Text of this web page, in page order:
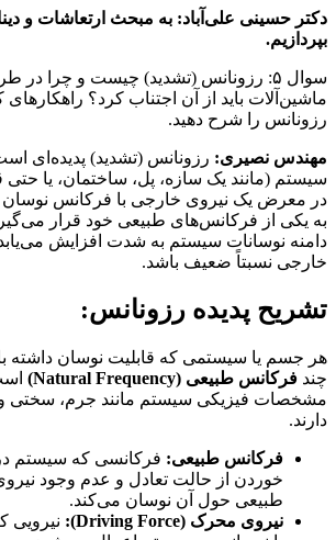
دکتر حسینی علی‌آباد: به مبحث ارتعاشات و
بپردازیم.
سوال ۵: رزونانس (تشدید) چیست و چرا در
ماشین‌آلات باید از آن اجتناب کرد؟
رزونانس را شرح دهید.
مهندس نصیری: رزونانس (تشدید) پدیده‌ای
سیستم (مانند یک سازه، پل، ساختمان، یا
در معرض یک نیروی خارجی با فرکانس نوسان
به یکی از فرکانس‌های طبیعی خود قرار
دامنه نوسانات سیستم به شدت افزایش
خارجی نسبتاً ضعیف باشد.
تشریح پدیده رزونانس:
هر جسم یا سیستمی که قابلیت نوسان داشته
چند فرکانس طبیعی (Natural Frequency)
مشخصات فیزیکی سیستم مانند جرم، سختی
دارند.
فرکانس طبیعی: فرکانسی که سیستم
خوردن از حالت تعادل و عدم وجود
طبیعی حول آن نوسان می‌کند.
نیروی محرک (Driving Force):
نیرویی